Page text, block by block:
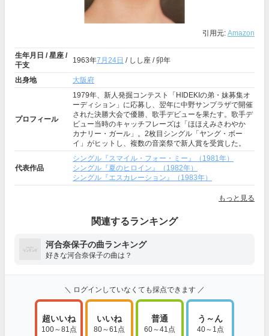
引用元: Amazon
生年月日 / 星座 /
干支
1963年7月24日 / しし座 / 卯年
出身地 大阪府
プロフィール
1979年、新人発掘コンテスト「HIDEKIの弟・妹募集オ
ーディション」に応募し、翌年に中野サンプラザで開催
された決勝大会で優勝、歌手デビューを果たす。歌手デ
ビュー当時のキャッチフレーズは「ほほえみさわやか
カナリー・ガール」。2枚目シングル「ヤング・ボー
イ」がヒットし、複数の音楽祭で新人賞を受賞した。
代表作品
シングル『スマイル・フォー・ミー』（1981年）
シングル『夏のヒロイン』（1982年）
シングル『エスカレーション』（1983年）
もっと見る
関連するランキング
河合奈保子の曲ランキング
好きな河合奈保子の曲は？
＼ ログインしていなくても採点できます ／
超いいね
100～81点
いいね
80～61点
普通
60～41点
う～ん
40～1点